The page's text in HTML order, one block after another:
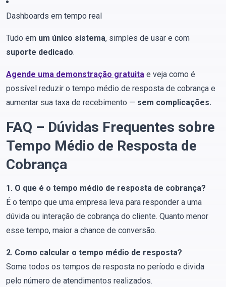
Dashboards em tempo real
Tudo em um único sistema, simples de usar e com
suporte dedicado.
Agende uma demonstração gratuita e veja como é
possível reduzir o tempo médio de resposta de cobrança e
aumentar sua taxa de recebimento — sem complicações.
FAQ – Dúvidas Frequentes sobre
Tempo Médio de Resposta de
Cobrança
1. O que é o tempo médio de resposta de cobrança?
É o tempo que uma empresa leva para responder a uma
dúvida ou interação de cobrança do cliente. Quanto menor
esse tempo, maior a chance de conversão.
2. Como calcular o tempo médio de resposta?
Some todos os tempos de resposta no período e divida
pelo número de atendimentos realizados.